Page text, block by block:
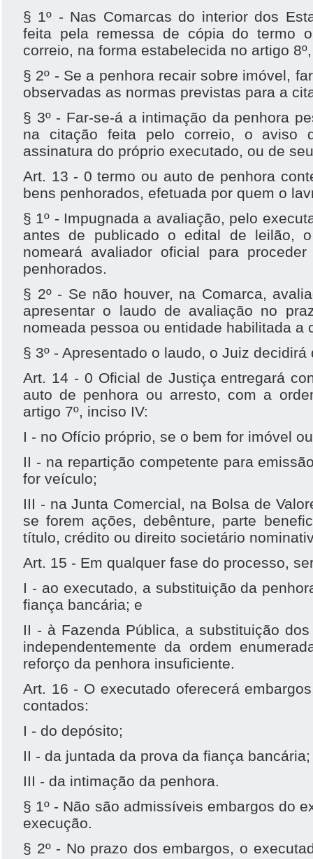
§ 1º - Nas Comarcas do interior dos
feita pela remessa de cópia do termo
correio, na forma estabelecida no artigo
§ 2º - Se a penhora recair sobre imóvel,
observadas as normas previstas para a
§ 3º - Far-se-á a intimação da penhora
na citação feita pelo correio, o aviso
assinatura do próprio executado, ou de
Art. 13 - 0 termo ou auto de penhora
bens penhorados, efetuada por quem o
§ 1º - Impugnada a avaliação, pelo
antes de publicado o edital de leilão,
nomeará avaliador oficial para
penhorados.
§ 2º - Se não houver, na Comarca,
apresentar o laudo de avaliação no
nomeada pessoa ou entidade habilitada a
§ 3º - Apresentado o laudo, o Juiz
Art. 14 - 0 Oficial de Justiça entregará
auto de penhora ou arresto, com a
artigo 7º, inciso IV:
I - no Ofício próprio, se o bem for imóvel
II - na repartição competente para
for veículo;
III - na Junta Comercial, na Bolsa de
se forem ações, debênture, parte
título, crédito ou direito societário
Art. 15 - Em qualquer fase do processo,
I - ao executado, a substituição da
fiança bancária; e
II - à Fazenda Pública, a substituição
independentemente da ordem
reforço da penhora insuficiente.
Art. 16 - O executado oferecerá
contados:
I - do depósito;
II - da juntada da prova da fiança bancária;
III - da intimação da penhora.
§ 1º - Não são admissíveis embargos do
execução.
§ 2º - No prazo dos embargos, o